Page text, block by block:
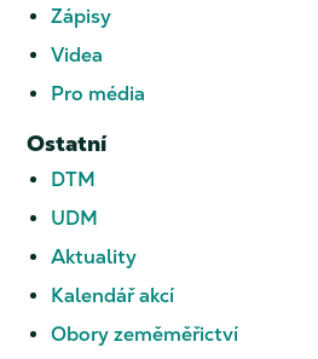
Zápisy
Videa
Pro média
Ostatní
DTM
UDM
Aktuality
Kalendář akcí
Obory zeměměřictví